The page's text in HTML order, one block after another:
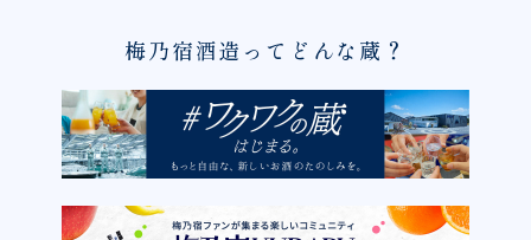
梅乃宿酒造ってどんな蔵？